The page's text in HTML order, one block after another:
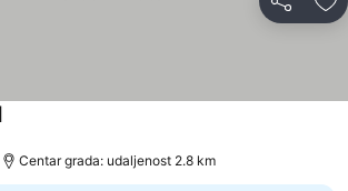
Deli
Centar grada: udaljenost 2.8 km